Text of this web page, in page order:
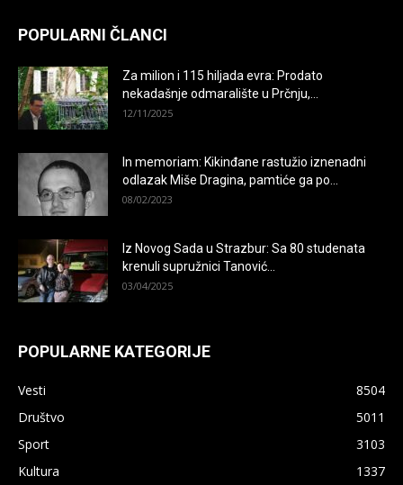
POPULARNI ČLANCI
Za milion i 115 hiljada evra: Prodato
nekadašnje odmaralište u Prčnju,...
12/11/2025
In memoriam: Kikinđane rastužio iznenadni
odlazak Miše Dragina, pamtiće ga po...
08/02/2023
Iz Novog Sada u Strazbur: Sa 80 studenata
krenuli supružnici Tanović...
03/04/2025
POPULARNE KATEGORIJE
Vesti
8504
Društvo
5011
Sport
3103
Kultura
1337